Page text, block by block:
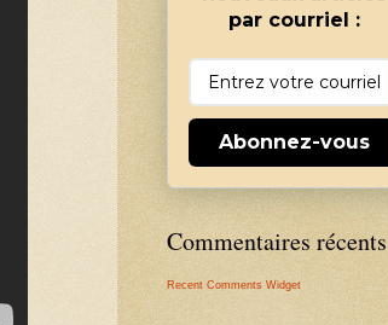
par courriel :
Abonnez-vous
Commentaires récents
Recent Comments Widget